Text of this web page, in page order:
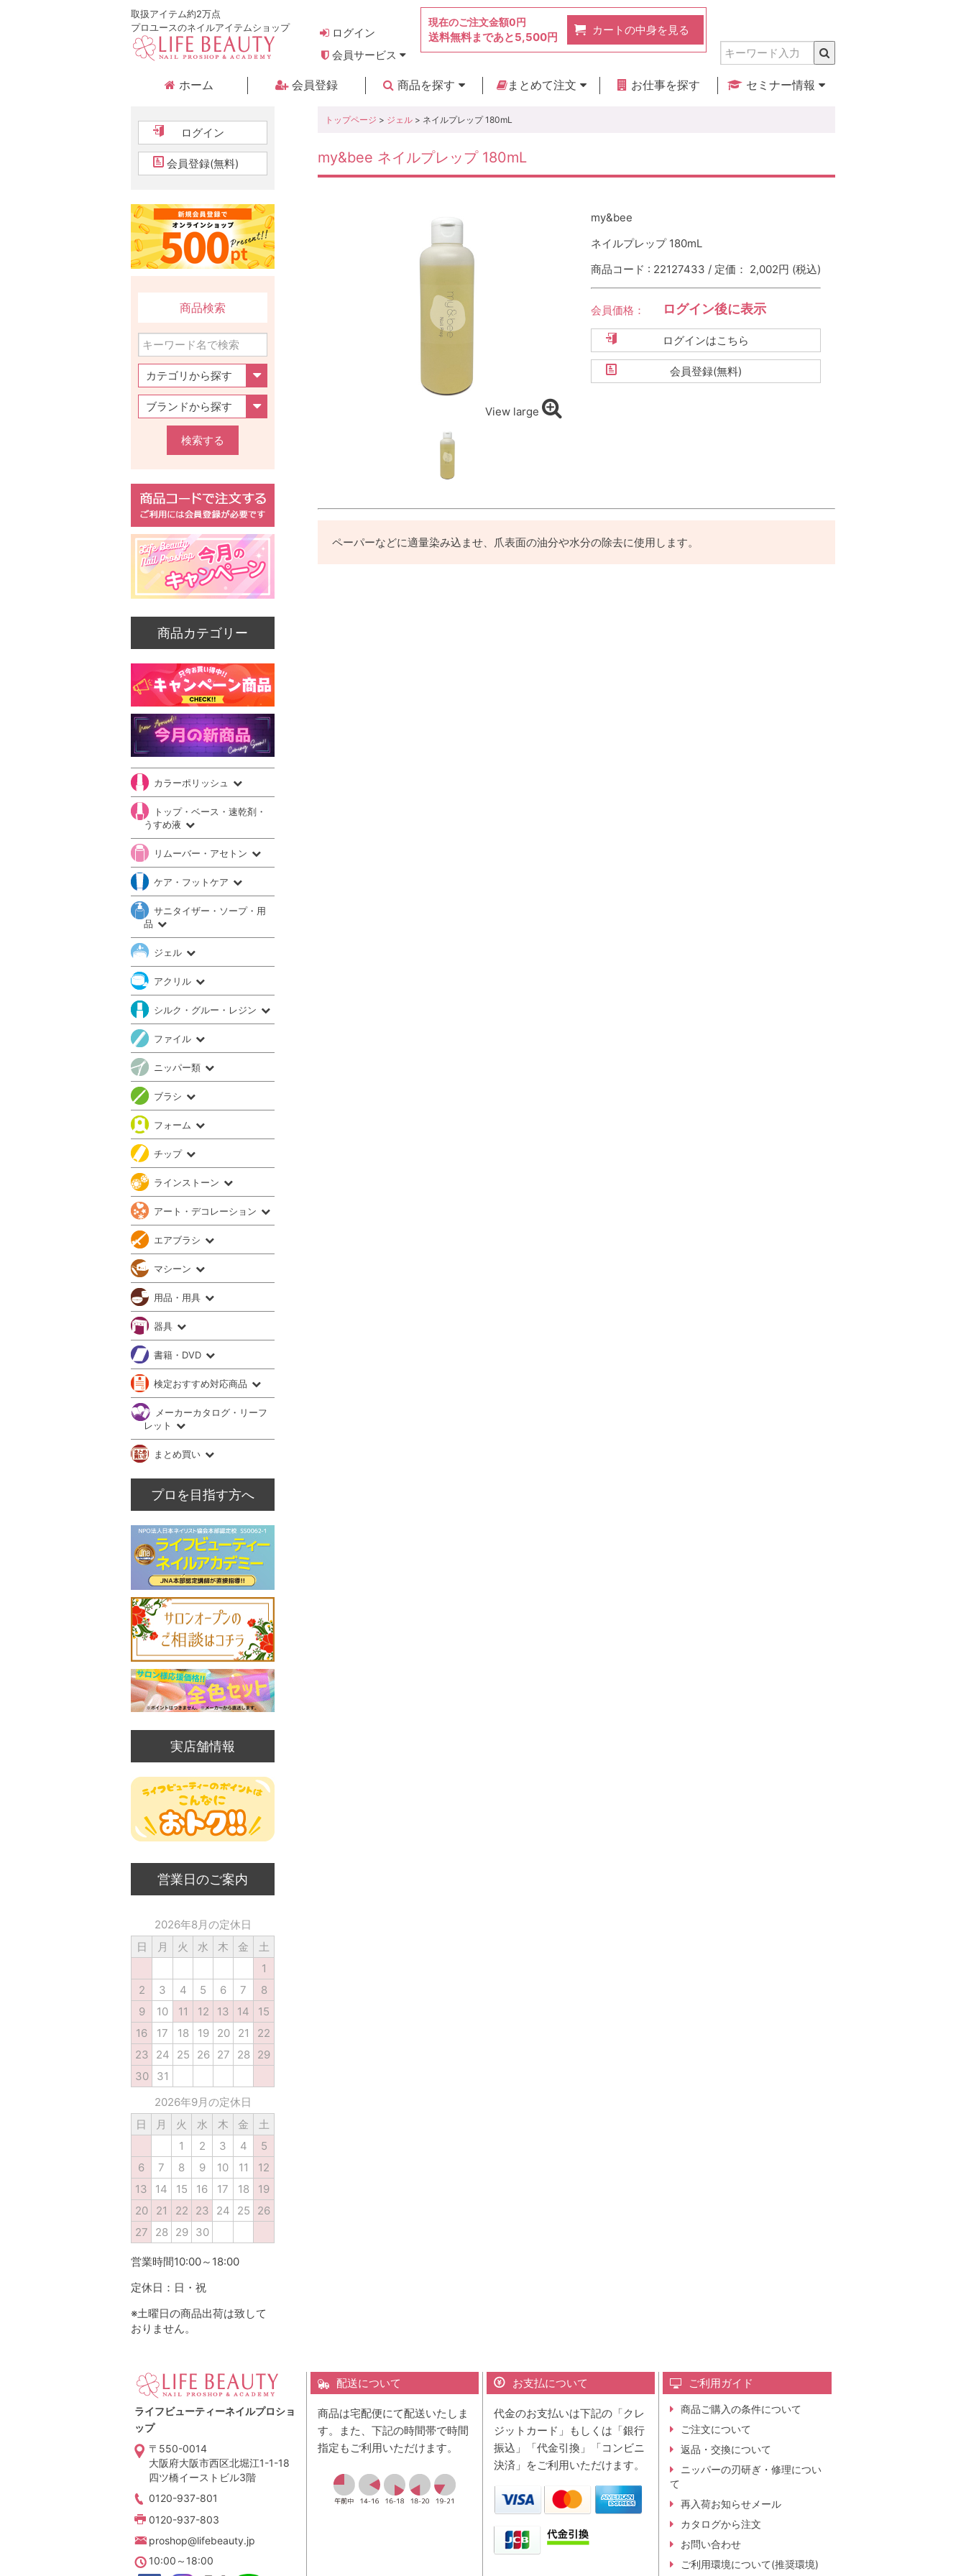
取扱アイテム約2万点
プロユースのネイルアイテムショップ
ログイン
会員サービス
現在のご注文金額0円
送料無料まであと5,500円
カートの中身を見る
ホーム 会員登録
商品を探す
まとめて注文
お仕事を探す
セミナー情報
トップページ > ジェル > ネイルプレップ 180mL
my&bee ネイルプレップ 180mL
View large
my&bee
ネイルプレップ 180mL
商品コード : 22127433 / 定価： 2,002円 (税込)
会員価格： ログイン後に表示
ログインはこちら
会員登録(無料)
ペーパーなどに適量染み込ませ、爪表面の油分や水分の除去に使用します。
ログイン
会員登録(無料)
商品検索
検索する
商品カテゴリー
カラーポリッシュ
トップ・ベース・速乾剤・
うすめ液
リムーバー・アセトン
ケア・フットケア
サニタイザー・ソープ・用
品
ジェル
アクリル
シルク・グルー・レジン
ファイル
ニッパー類
ブラシ
フォーム
チップ
ラインストーン
アート・デコレーション
エアブラシ
マシーン
用品・用具
器具
書籍・DVD
検定おすすめ対応商品
メーカーカタログ・リーフ
レット
まとめ買い
プロを目指す方へ
実店舗情報
営業日のご案内
2026年8月の定休日
日
月 火 水 木 金
土
1
2
3 4 5 6 7
8
9
10 11 12 13 14
15
16
17 18 19 20 21
22
23
24 25 26 27 28
29
30
31
2026年9月の定休日
日
月 火 水 木 金
土
1
2 3 4
5
6
7 8 9 10 11
12
13
14 15 16 17 18
19
20
21 22 23 24 25
26
27
28 29 30
営業時間10:00～18:00
定休日：日・祝
※土曜日の商品出荷は致して
おりません。
ライフビューティーネイルプロショ
ップ
〒550-0014
大阪府大阪市西区北堀江1-1-18
四ツ橋イーストビル3階
0120-937-801
0120-937-803
proshop@lifebeauty.jp
10:00～18:00
配送について
商品は宅配便にて配送いたしま
す。また、下記の時間帯で時間
指定もご利用いただけます。
お支払について
代金のお支払いは下記の「クレ
ジットカード」もしくは「銀行
振込」「代金引換」「コンビニ
決済」をご利用いただけます。
ご利用ガイド
商品ご購入の条件について
ご注文について
返品・交換について
ニッパーの刃研ぎ・修理につい
て
再入荷お知らせメール
カタログから注文
お問い合わせ
ご利用環境について(推奨環境)